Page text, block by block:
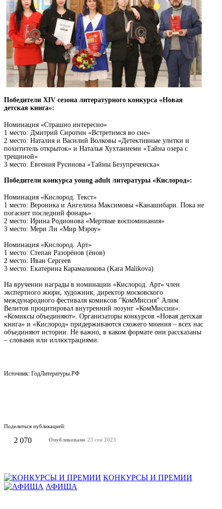
Победители XIV сезона литературного конкурса «Новая
детская книга»:
Номинация «Страшно интересно»
1 место: Дмитрий Сиротин «Встретимся во сне»
2 место: Наталия и Василий Волковы «Детективные улитки и
похититель открыток» и Наталья Хухтаниеми «Тайна озера с
трещиной»
3 место: Евгения Русинова «Тайны Безупреченска»
Победители конкурса young adult литературы «Кислород»:
Номинация «Кислород. Текст»
1 место: Вероника и Ангелина Максимовы «Канашибари. Пока не
погаснет последний фонарь»
2 место: Ирина Родионова «Мертвые воспоминания»
3 место: Мери Ли «Мир Мэроу»
Номинация «Кислород. Арт»
1 место: Степан Разорёнов (ёнов)
2 место: Иван Сергеев
3 место: Екатерина Карамаликова (Kara Malikova)
На вручении награды в номинации «Кислород. Арт» член
экспертного жюри, художник, директор московского
международного фестиваля комиксов "КомМиссия" Алим
Велитов процитировал внутренний лозунг «КомМиссии»:
«Комиксы объединяют». Организаторы конкурсов «Новая детская
книга» и «Кислород» придерживаются схожего мнения – всех нас
объединяют истории. Не важно, в каком формате они рассказаны
– словами или иллюстрациями.
Источник: ГодЛитературы.РФ
Поделиться публикацией:
2 070 Опубликовано 23 сен 2023
КОНКУРСЫ И ПРЕМИИ
АФИША